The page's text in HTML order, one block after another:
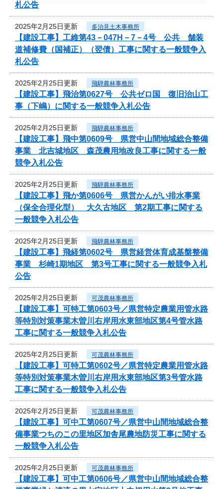
札公告
2025年2月25日更新 多治見土木事務所
【建設工事】工維第43－047H－7－4号 公共 舗装
道補修費（国補正）（翌債）工事に関する一般競争入
札公告
2025年2月25日更新 飛騨農林事務所
【建設工事】飛治第0627号 公共ゼロ国 復旧治山工
事（下嶋）に関する一般競争入札公告
2025年2月25日更新 飛騨農林事務所
【建設工事】飛中第0609号 県営中山間地域総合整備
事業 北吉城地区 森茂農用地改良工事に関する一般
競争入札公告
2025年2月25日更新 飛騨農林事務所
【建設工事】飛か第0606号 県営かんがい排水事業
（保全合理化型） 大久古地区 第2期工事に関する
一般競争入札公告
2025年2月25日更新 飛騨農林事務所
【建設工事】飛経第0602号 県営経営体育成基盤整備
事業 杉崎1期地区 第3号工事に関する一般競争入札
公告
2025年2月25日更新 可茂農林事務所
【建設工事】可特工第0603号／県営特定農業用管水路
等特別対策事業木曽川右岸用水東部地区第4号管水路
工事に関する一般競争入札公告
2025年2月25日更新 可茂農林事務所
【建設工事】可特工第0602号／県営特定農業用管水路
等特別対策事業木曽川右岸用水東部地区第3号管水路
工事に関する一般競争入札公告
2025年2月25日更新 可茂農林事務所
【建設工事】可中工第0607号／県営中山間地域総合整
備事業つちのこの里地区加舎尾農地防災工事に関する
一般競争入札公告
2025年2月25日更新 可茂農林事務所
【建設工事】可中工第0606号／県営中山間地域総合整